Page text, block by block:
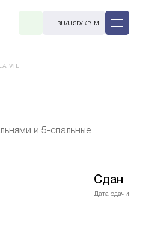
RU/USD/КВ. М.
VIE
и 5-спальные
Сдан
Дата сдачи